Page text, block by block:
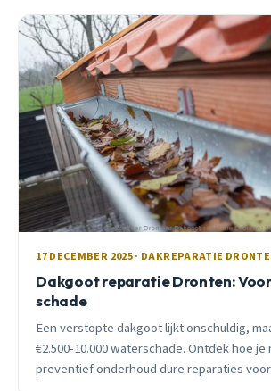
17 DECEMBER 2025 · DAKREPARATIE
Dakgoot reparatie Dronten:
schade
Een verstopte dakgoot lijkt onschuldig,
€2.500-10.000 waterschade. Ontdek hoe je
preventief onderhoud dure reparaties